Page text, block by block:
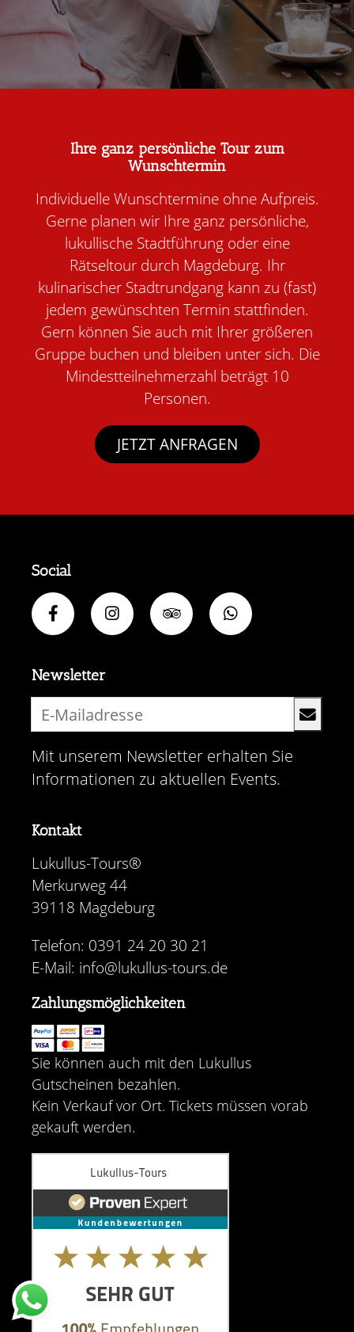
Ihre ganz persönliche Tour zum
Wunschtermin
Individuelle Wunschtermine ohne Aufpreis.
Gerne planen wir Ihre ganz persönliche,
lukullische Stadtführung oder eine
Rätseltour durch Magdeburg. Ihr
kulinarischer Stadtrundgang kann zu (fast)
jedem gewünschten Termin stattfinden.
Gern können Sie auch mit Ihrer größeren
Gruppe buchen und bleiben unter sich. Die
Mindestteilnehmerzahl beträgt 10
Personen.
JETZT ANFRAGEN
Kontakt
Lukullus-Tours®
Merkurweg 44
39118 Magdeburg
Telefon: 0391 24 20 30 21
E-Mail: info@lukullus-tours.de
Newsletter
Mit unserem Newsletter erhalten Sie
Informationen zu aktuellen Events.
Social
Zahlungsmöglichkeiten
Sie können auch mit den Lukullus
Gutscheinen bezahlen.
Kein Verkauf vor Ort. Tickets müssen vorab
gekauft werden.